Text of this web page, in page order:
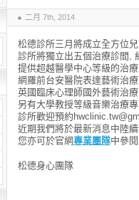
二月 7th, 2014
松德診所三月將成立全方位
診所將獨立出五個治療診間,
提供超越醫學中心等級的治
網羅前台安醫院表達藝術治
英國臨床心理師國外藝術治
另有大學教授等級音樂治療
診所歡迎預約
近期我們將於最新消息中陸
您亦可於官網專業團隊中參閱
松德身心團隊